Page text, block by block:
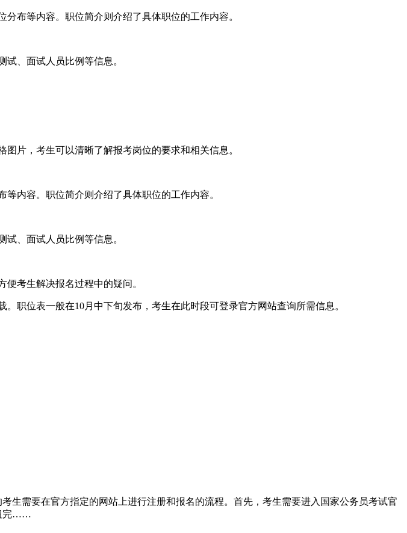
布等内容。职位简介则介绍了具体职位的工作内容。
、面试人员比例等信息。
片，考生可以清晰了解报考岗位的要求和相关信息。
内容。职位简介则介绍了具体职位的工作内容。
、面试人员比例等信息。
考生解决报名过程中的疑问。
职位表一般在10月中下旬发布，考生在此时段可登录官方网站查询所需信息。
生需要在官方指定的网站上进行注册和报名的流程。首先，考生需要进入国家公务员考试官
完……